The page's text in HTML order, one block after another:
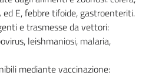
E, febbre tifoide, gastroenteriti.
e trasmesse da vettori:
leishmaniosi, malaria,
mediante vaccinazione: